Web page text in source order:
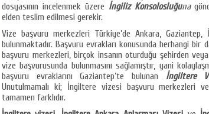
dosyasının incelenmek üzere İngiliz Konsolosluğuna
elden teslim edilmesi gerekir.
Vize başvuru merkezleri Türkiye’de Ankara,
bulunmaktadır. Başvuru evrakları konusunda herhangi bir
başvuru merkezleri, birçok insanın oturduğu şehirden
vize başvurusunda bulunmasını sağlamıştır, yani
başvuru evraklarını Gaziantep’te bulunan İngiltere
Unutulmamalı ki; İngiltere vizesi başvuru merkezleri
tamamen farklıdır.